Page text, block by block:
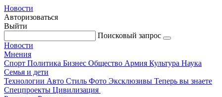
Новости
Авторизоваться
Выйти
Поисковый запрос
Новости
Мнения
Спорт Политика Бизнес Общество Армия Культура Наука
Семья и дети
Технологии Авто Стиль Фото Эксклюзивы Теперь вы знаете
Спецпроекты Цивилизация